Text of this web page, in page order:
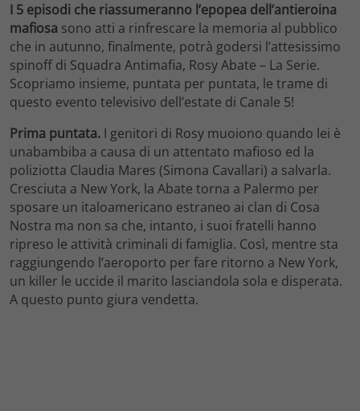
I 5 episodi che riassumeranno l’epopea dell’antieroina
mafiosa sono atti a rinfrescare la memoria al pubblico
che in autunno, finalmente, potrà godersi l’attesissimo
spinoff di Squadra Antimafia, Rosy Abate – La Serie.
Scopriamo insieme, puntata per puntata, le trame di
questo evento televisivo dell’estate di Canale 5!
Prima puntata. I genitori di Rosy muoiono quando lei è
unabambiba a causa di un attentato mafioso ed la
poliziotta Claudia Mares (Simona Cavallari) a salvarla.
Cresciuta a New York, la Abate torna a Palermo per
sposare un italoamericano estraneo ai clan di Cosa
Nostra ma non sa che, intanto, i suoi fratelli hanno
ripreso le attività criminali di famiglia. Così, mentre sta
raggiungendo l’aeroporto per fare ritorno a New York,
un killer le uccide il marito lasciandola sola e disperata.
A questo punto giura vendetta.